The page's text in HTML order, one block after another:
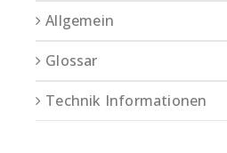
Allgemein
Glossar
Technik Informationen